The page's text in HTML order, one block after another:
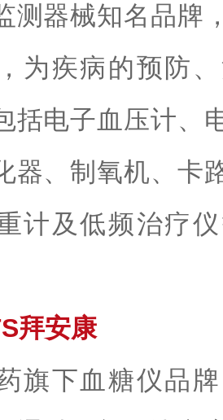
测器械知名品牌
为疾病的预防
括电子血压计、
器、制氧机、卡
计及低频治疗
拜安康
旗下血糖仪品